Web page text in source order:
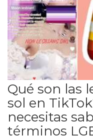
Qué son las
sol en
necesitas
términos